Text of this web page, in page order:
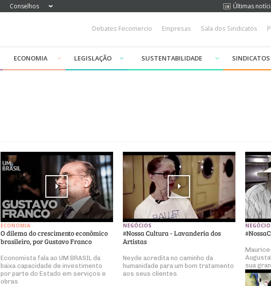
Conselhos Últimas
Debates Fecomercio Empresas Sala dos Sindicatos
ECONOMIA LEGISLAÇÃO SUSTENTABILIDADE SINDICATOS
ECONOMIA
O dilema do crescimento econômico
brasileiro, por Gustavo Franco
Economista fala ao UM BRASIL da
baixa capacidade de investimento
por parte do Estado em serviços e
obras
NEGÓCIOS
#Nossa Cultura - Lavanderia dos
Artistas
Neyde acredita no caminho da
humanidade para um bom tratamento
aos seus clientes.
Maurice
sua